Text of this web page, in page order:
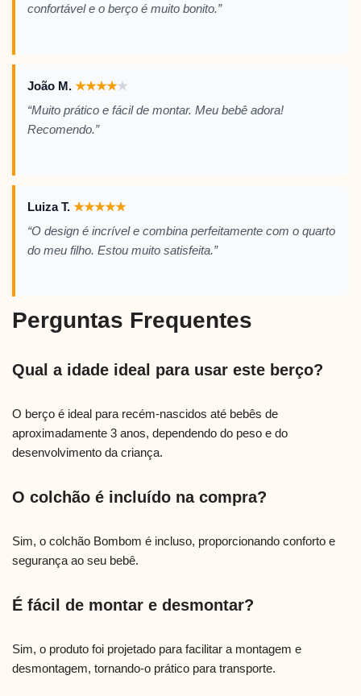
confortável e o berço é muito bonito.”
João M. ★★★★★
“Muito prático e fácil de montar. Meu bebê adora!
Recomendo.”
Luiza T. ★★★★★
“O design é incrível e combina perfeitamente com o quarto
do meu filho. Estou muito satisfeita.”
Perguntas Frequentes
Qual a idade ideal para usar este berço?
O berço é ideal para recém-nascidos até bebês de
aproximadamente 3 anos, dependendo do peso e do
desenvolvimento da criança.
O colchão é incluído na compra?
Sim, o colchão Bombom é incluso, proporcionando conforto e
segurança ao seu bebê.
É fácil de montar e desmontar?
Sim, o produto foi projetado para facilitar a montagem e
desmontagem, tornando-o prático para transporte.